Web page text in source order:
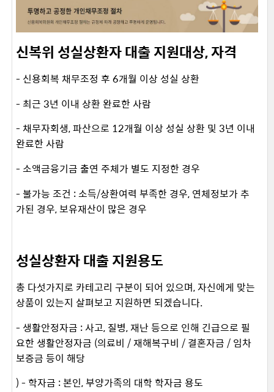
신복위 성실상환자 대출 지원대상, 자격
- 신용회복 채무조정 후 6개월 이상 성실 상환
- 최근 3년 이내 상환 완료한 사람
- 채무자회생, 파산으로 12개월 이상 성실 상환 및 3년 이내
완료한 사람
- 소액금융기금 출연 주체가 별도 지정한 경우
- 불가능 조건 : 소득/상환여력 부족한 경우, 연체정보가 추
가된 경우, 보유재산이 많은 경우
성실상환자 대출 지원용도
총 다섯가지로 카테고리 구분이 되어 있으며, 자신에게 맞는
상품이 있는지 살펴보고 지원하면 되겠습니다.
- 생활안정자금 : 사고, 질병, 재난 등으로 인해 긴급으로 필
요한 생활안정자금 (의료비 / 재해복구비 / 결혼자금 / 임차
보증금 등이 해당
) - 학자금 : 본인, 부양가족의 대학 학자금 용도